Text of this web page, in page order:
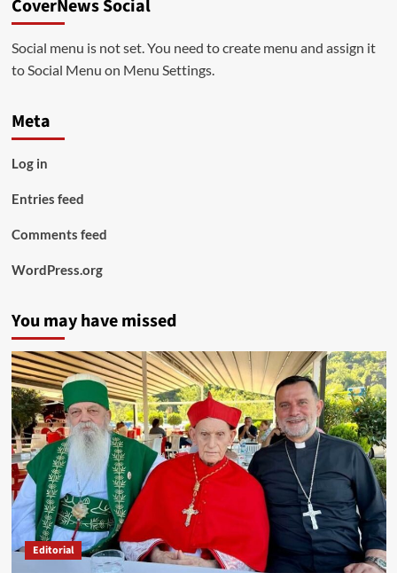
CoverNews Social
Social menu is not set. You need to create menu and assign it
to Social Menu on Menu Settings.
Meta
Log in
Entries feed
Comments feed
WordPress.org
You may have missed
Editorial